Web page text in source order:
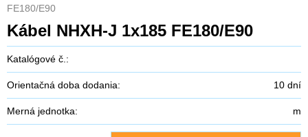
FE180/E90
Kábel NHXH-J 1x185 FE180/E90
Katalógové č.:
Orientačná doba dodania: 10 dní
Merná jednotka: m